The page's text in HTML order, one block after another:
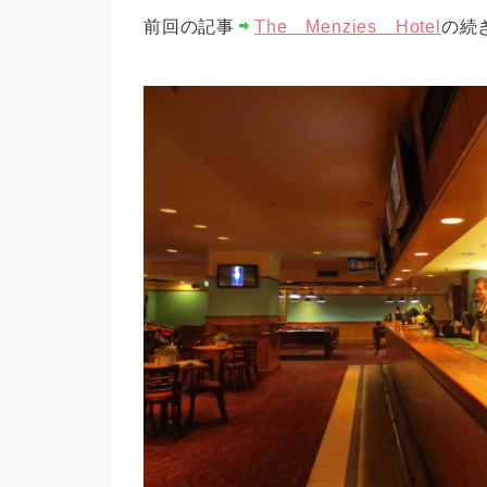
前回の記事 The Menzies Hotel の続